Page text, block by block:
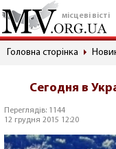
місцеві вісті
Головна сторінка
Сегодня в
Переглядів: 1144
12 грудня 2015 12:20